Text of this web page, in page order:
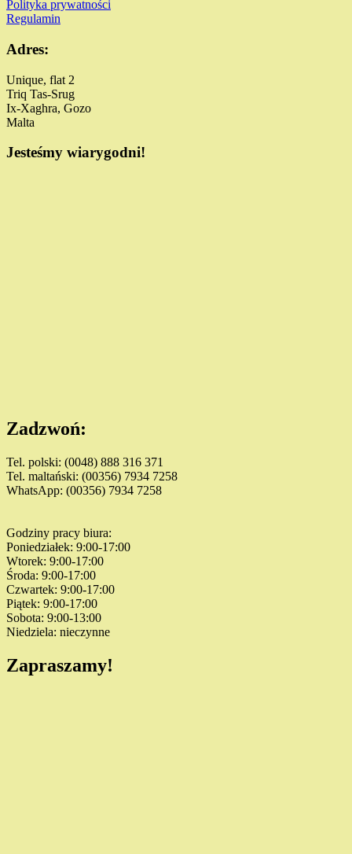
Polityka prywatności
Regulamin
Adres:
Unique, flat 2
Triq Tas-Srug
Ix-Xaghra, Gozo
Malta
Jesteśmy wiarygodni!
Zadzwoń:
Tel. polski: (0048) 888 316 371
Tel. maltański: (00356) 7934 7258
WhatsApp: (00356) 7934 7258
Godziny pracy biura:
Poniedziałek: 9:00-17:00
Wtorek: 9:00-17:00
Środa: 9:00-17:00
Czwartek: 9:00-17:00
Piątek: 9:00-17:00
Sobota: 9:00-13:00
Niedziela: nieczynne
Zapraszamy!